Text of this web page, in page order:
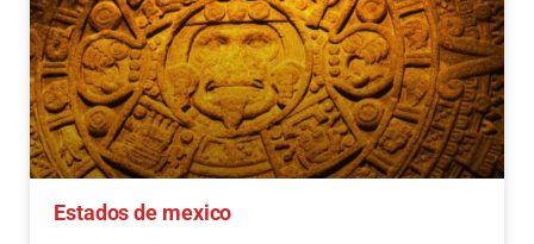
Estados de mexico